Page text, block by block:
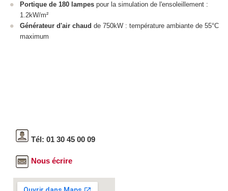
Portique de 180 lampes pour la simulation de l'ensoleillement :
1.2kW/m²
Générateur d'air chaud de 750kW : température ambiante de 55°C
maximum
Tél: 01 30 45 00 09
Nous écrire